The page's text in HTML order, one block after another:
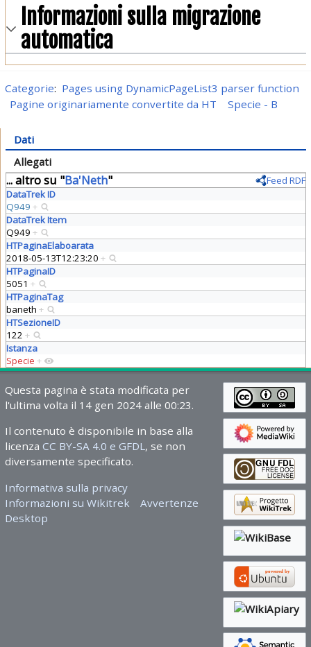
Informazioni sulla migrazione
automatica
Categorie: Pages using DynamicPageList3 parser function
Pagine originariamente convertite da HT
Specie - B
Dati
Allegati
... altro su "Ba'Neth"
Feed RDF
DataTrek ID
Q949 +
DataTrek Item
Q949 +
HTPaginaElaboarata
2018-05-13T12:23:20 +
HTPaginaID
5051 +
HTPaginaTag
baneth +
HTSezioneID
122 +
Istanza
Specie +
Questa pagina è stata modificata per
l'ultima volta il 14 gen 2024 alle 00:23.
Il contenuto è disponibile in base alla
licenza CC BY-SA 4.0 e GFDL, se non
diversamente specificato.
Informativa sulla privacy
Informazioni su Wikitrek
Avvertenze
Desktop